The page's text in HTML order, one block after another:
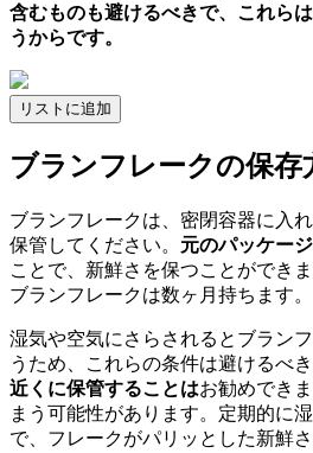
含むものも避けるべきで、これら
うからです。
リストに追加
ブランフレークの保存
ブランフレークは、密閉容器に入
保管してください。 元のパッケー
ことで、新鮮さを保つことができ
ブランフレークは数ヶ月持ちます。
湿気や空気にさらされるとブラン
うため、これらの条件は避けるべき
近くに保管することはお勧めでき
まう可能性があります。定期的に
で、フレークがパリッとした新鮮